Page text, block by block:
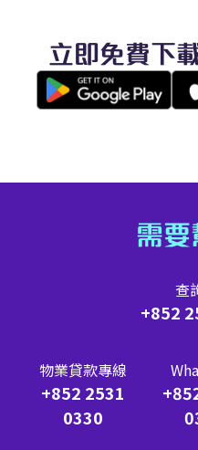
立即免費下
需要
查
+852
物業貸款專線
+852 2531
0330